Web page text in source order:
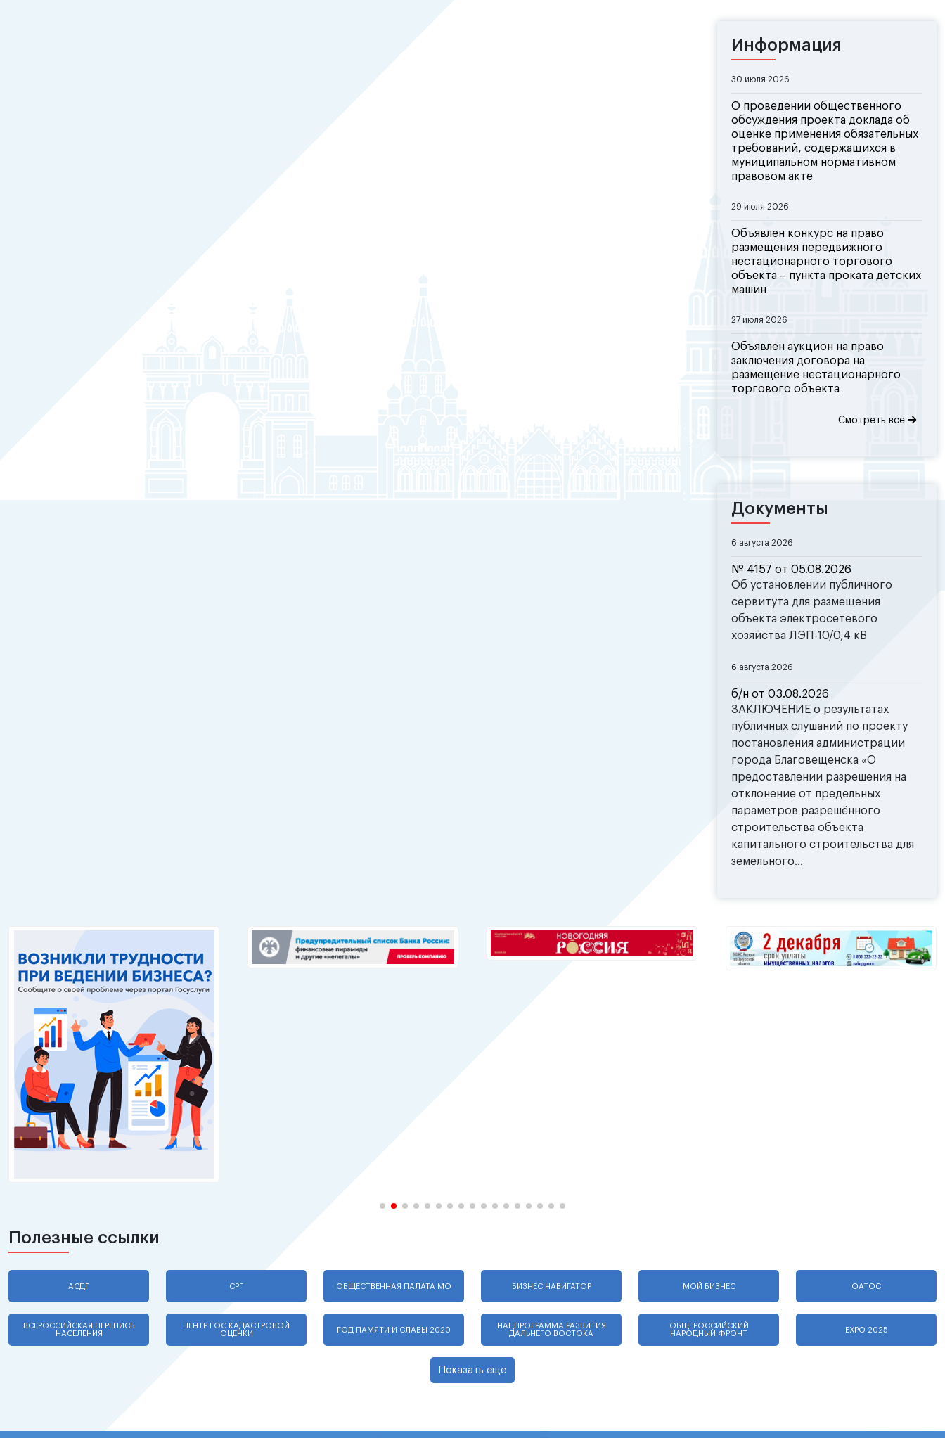
Информация
30 июля 2026
О проведении общественного
обсуждения проекта доклада об
оценке применения обязательных
требований, содержащихся в
муниципальном нормативном
правовом акте
29 июля 2026
Объявлен конкурс на право
размещения передвижного
нестационарного торгового
объекта – пункта проката детских
машин
27 июля 2026
Объявлен аукцион на право
заключения договора на
размещение нестационарного
торгового объекта
Смотреть все
Документы
6 августа 2026
№ 4157 от 05.08.2026
Об установлении публичного
сервитута для размещения
объекта электросетевого
хозяйства ЛЭП-10/0,4 кВ
6 августа 2026
б/н от 03.08.2026
ЗАКЛЮЧЕНИЕ о результатах
публичных слушаний по проекту
постановления администрации
города Благовещенска «О
предоставлении разрешения на
отклонение от предельных
параметров разрешённого
строительства объекта
капитального строительства для
земельного...
Полезные ссылки
АСДГ СРГ ОБЩЕСТВЕННАЯ ПАЛАТА МО БИЗНЕС НАВИГАТОР МОЙ БИЗНЕС ОАТОС
ВСЕРОССИЙСКАЯ ПЕРЕПИСЬ
НАСЕЛЕНИЯ
ЦЕНТР ГОС.КАДАСТРОВОЙ
ОЦЕНКИ
ГОД ПАМЯТИ И СЛАВЫ 2020
НАЦПРОГРАММА РАЗВИТИЯ
ДАЛЬНЕГО ВОСТОКА
ОБЩЕРОССИЙСКИЙ
НАРОДНЫЙ ФРОНТ
EXPO 2025
Показать еще